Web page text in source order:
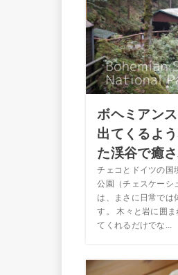
ボヘミアン
出てくるよ
た渓谷で癒
チェコとドイツの国
公園（チェスケーシ
は、まさに日常では
す。 木々と岩に囲
てくれるだけでな...